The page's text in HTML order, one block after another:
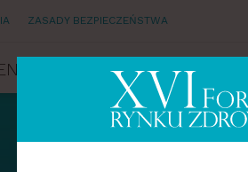
PRELEGENCI
ZASADY BEZPIECZEŃSTWA